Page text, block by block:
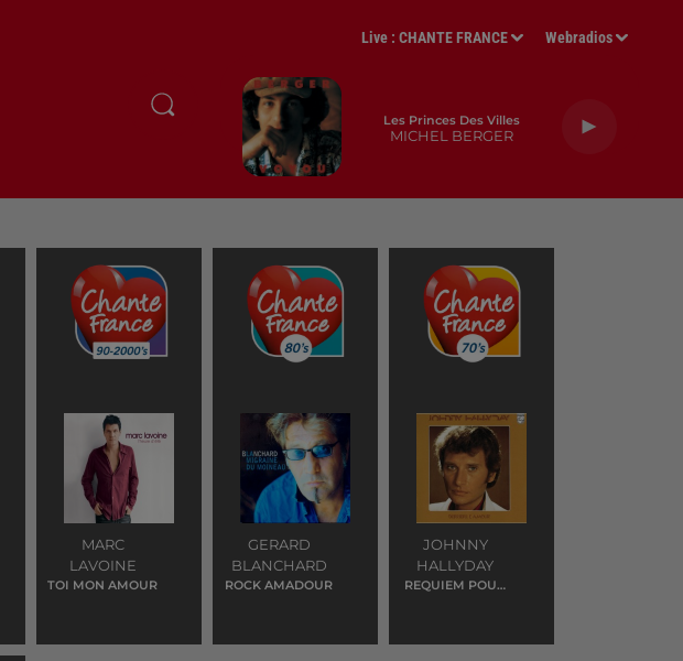
Live :CHANTE FRANCE Webradios
Les Princes Des Villes
MICHEL BERGER
MARC
LAVOINE
TOI MON AMOUR
GERARD
BLANCHARD
ROCK AMADOUR
JOHNNY
HALLYDAY
REQUIEM POUR